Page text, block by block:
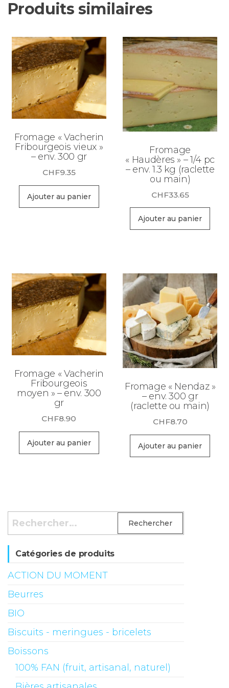
Produits similaires
Fromage « Vacherin
Fribourgeois vieux »
– env. 300 gr
CHF9.35
Ajouter au panier
Fromage
« Haudères » – 1/4 pc
– env. 1.3 kg (raclette
ou main)
CHF33.65
Ajouter au panier
Fromage « Vacherin
Fribourgeois
moyen » – env. 300
gr
CHF8.90
Ajouter au panier
Fromage « Nendaz »
– env. 300 gr
(raclette ou main)
CHF8.70
Ajouter au panier
Rechercher :
Catégories de produits
ACTION DU MOMENT
Beurres
BIO
Biscuits - meringues - bricelets
Boissons
100% FAN (fruit, artisanal, naturel)